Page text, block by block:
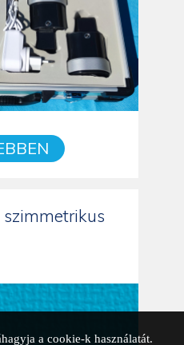
szimmetrikus
a cookie-k használatát.